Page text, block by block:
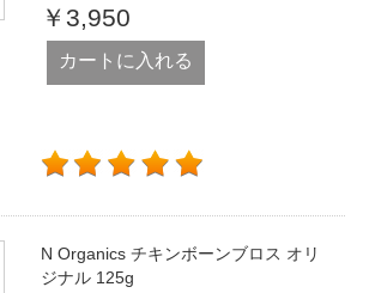
￥3,950
カートに入れる
N Organics チキンボーンブロス オリ
ジナル 125g